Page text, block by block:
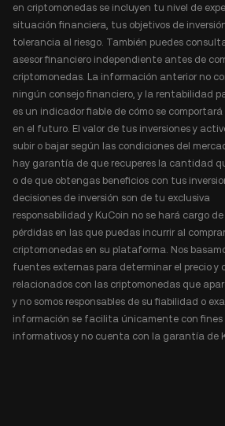
en criptomonedas se incluyen tu nivel de
situación financiera, tus objetivos de
tolerancia al riesgo. También puedes
asesor financiero independiente antes de
criptomonedas. La información anterior no
ningún consejo financiero, y la rentabilidad
es un indicador fiable de cómo se
en el futuro. El valor de tus inversiones y
subir o bajar según las condiciones del
hay garantía de que recuperes la cantidad
o de que obtengas beneficios con tus
decisiones de inversión son de tu exclusiva
responsabilidad y KuCoin no se hará cargo
pérdidas en las que puedas incurrir al comprar
criptomonedas en su plataforma. Nos
fuentes externas para determinar el precio y
relacionados con las criptomonedas que
y no somos responsables de su fiabilidad o
información se facilita únicamente con fines
informativos y no cuenta con la garantía de